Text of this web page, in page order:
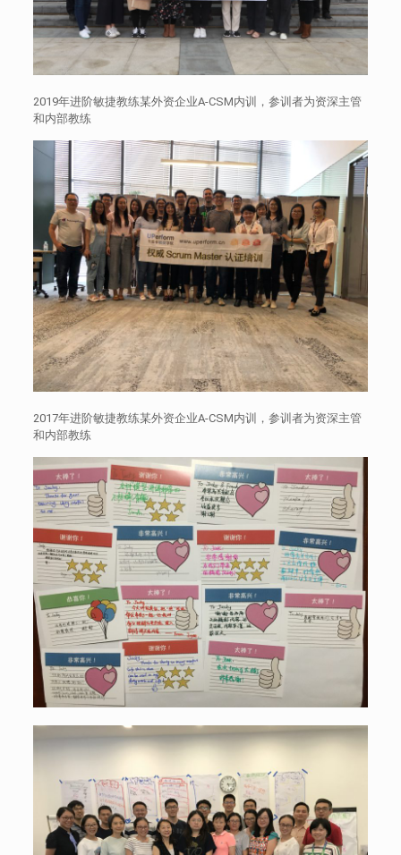
2019年进阶敏捷教练某外资企业A-CSM内训，参训者为资深主管
和内部教练
2017年进阶敏捷教练某外资企业A-CSM内训，参训者为资深主管
和内部教练